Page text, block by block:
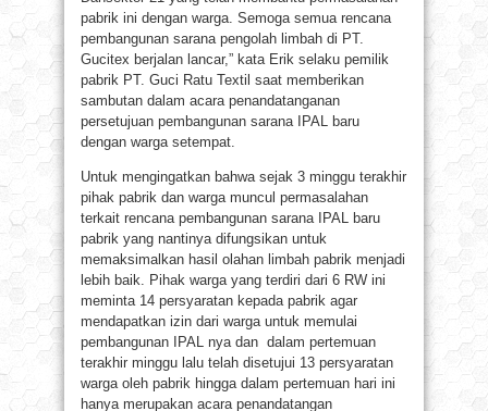
pabrik ini dengan warga. Semoga semua rencana
pembangunan sarana pengolah limbah di PT.
Gucitex berjalan lancar,” kata Erik selaku pemilik
pabrik PT. Guci Ratu Textil saat memberikan
sambutan dalam acara penandatanganan
persetujuan pembangunan sarana IPAL baru
dengan warga setempat.
Untuk mengingatkan bahwa sejak 3 minggu terakhir
pihak pabrik dan warga muncul permasalahan
terkait rencana pembangunan sarana IPAL baru
pabrik yang nantinya difungsikan untuk
memaksimalkan hasil olahan limbah pabrik menjadi
lebih baik. Pihak warga yang terdiri dari 6 RW ini
meminta 14 persyaratan kepada pabrik agar
mendapatkan izin dari warga untuk memulai
pembangunan IPAL nya dan dalam pertemuan
terakhir minggu lalu telah disetujui 13 persyaratan
warga oleh pabrik hingga dalam pertemuan hari ini
hanya merupakan acara penandatangan